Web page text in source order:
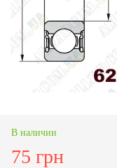
В наличии
75 грн